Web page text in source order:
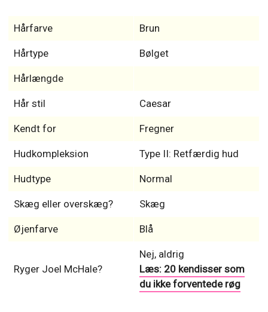
Hårfarve Brun
Hårtype Bølget
Hårlængde
Hår stil Caesar
Kendt for Fregner
Hudkompleksion Type II: Retfærdig hud
Hudtype Normal
Skæg eller overskæg? Skæg
Øjenfarve Blå
Ryger Joel McHale?
Nej, aldrig
Læs: 20 kendisser som
du ikke forventede røg